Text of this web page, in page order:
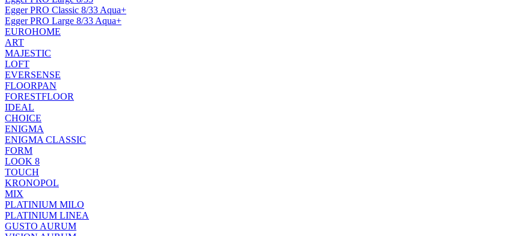
Egger PRO Classic 8/33 Aqua+
Egger PRO Large 8/33 Aqua+
EUROHOME
ART
MAJESTIC
LOFT
EVERSENSE
FLOORPAN
FORESTFLOOR
IDEAL
CHOICE
ENIGMA
ENIGMA CLASSIC
FORM
LOOK 8
TOUCH
KRONOPOL
MIX
PLATINIUM MILO
PLATINIUM LINEA
GUSTO AURUM